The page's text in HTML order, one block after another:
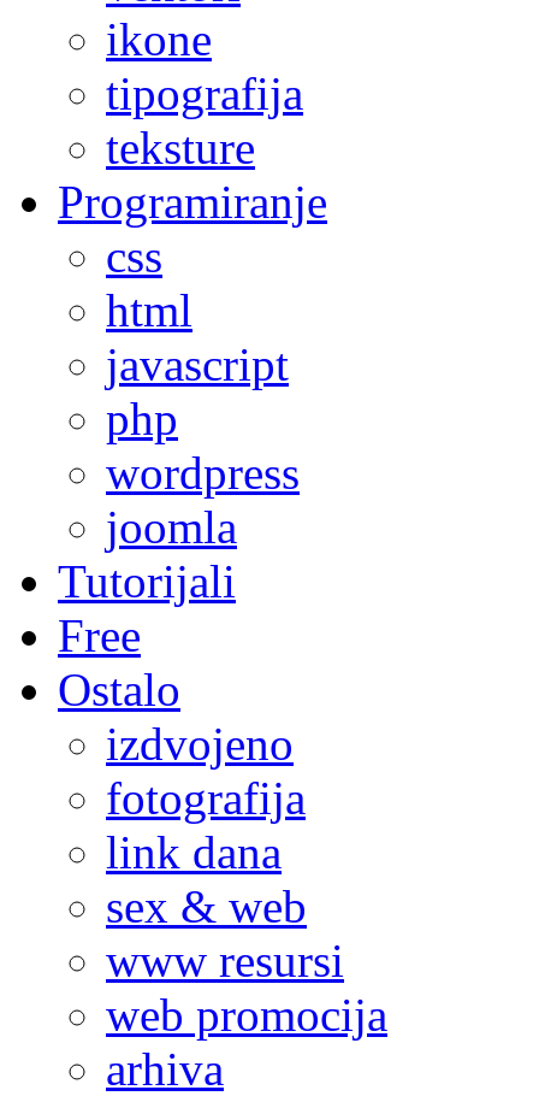
ikone
tipografija
teksture
Programiranje
css
html
javascript
php
wordpress
joomla
Tutorijali
Free
Ostalo
izdvojeno
fotografija
link dana
sex & web
www resursi
web promocija
arhiva